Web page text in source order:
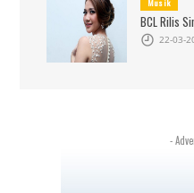
Musik
BCL Rilis
22-03-
-